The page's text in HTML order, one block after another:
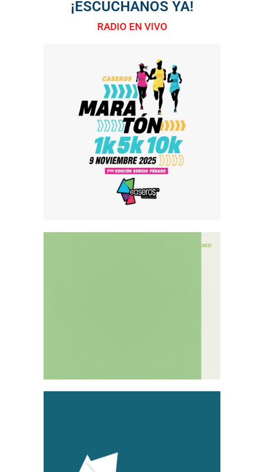
¡ESCUCHANOS YA!
RADIO EN VIVO